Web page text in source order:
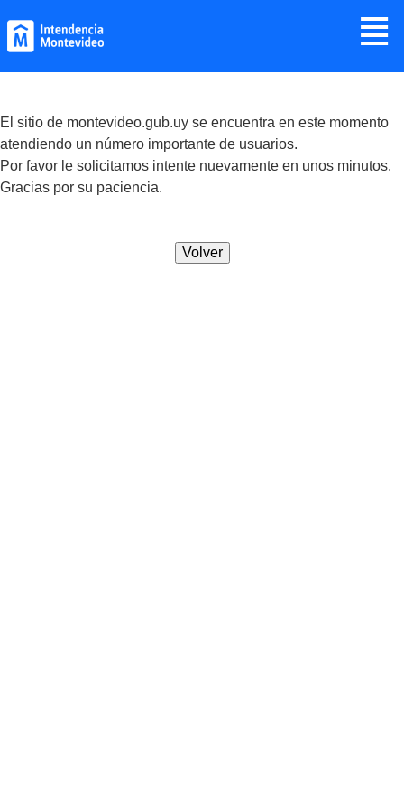
≣
El sitio de montevideo.gub.uy se encuentra en este momento
atendiendo un número importante de usuarios.
Por favor le solicitamos intente nuevamente en unos minutos.
Gracias por su paciencia.
Volver